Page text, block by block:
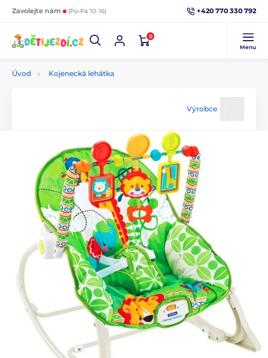
Zavolejte nám (Po-Pá 10-16) +420 770 330 792
0
Menu
Úvod Kojenecká lehátka
Výrobce